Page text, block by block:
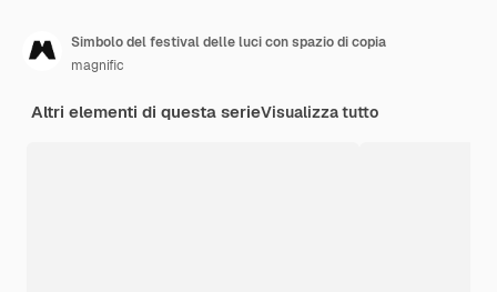
Simbolo del festival delle luci con spazio di copia
magnific
Altri elementi di questa serieVisualizza tutto